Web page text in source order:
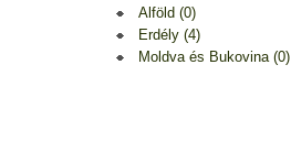
Alföld (0)
Erdély (4)
Moldva és Bukovina (0)